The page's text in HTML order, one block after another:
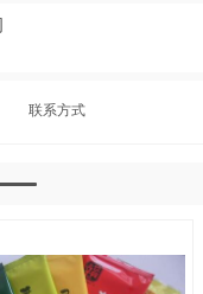
联系方式